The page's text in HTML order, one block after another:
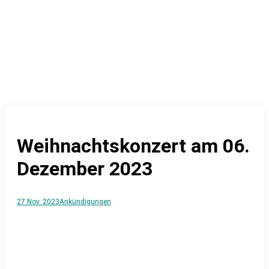
Weihnachtskonzert am 06.
Dezember 2023
27 Nov. 2023Ankündigungen